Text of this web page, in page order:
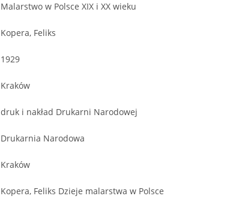
Malarstwo w Polsce XIX i XX wieku
Kopera, Feliks
1929
Kraków
druk i nakład Drukarni Narodowej
Drukarnia Narodowa
Kraków
Kopera, Feliks Dzieje malarstwa w Polsce